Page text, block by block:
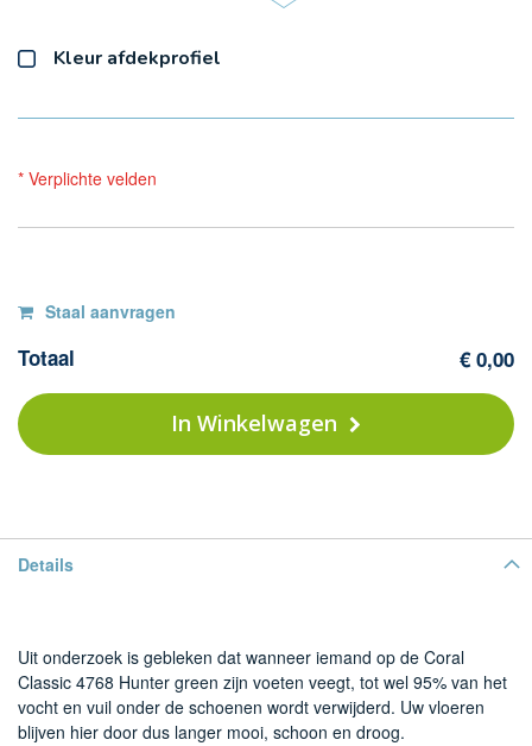
Kleur afdekprofiel
* Verplichte velden
Staal aanvragen
Op
Totaal € 0,00
In Winkelwagen
Details
Uit onderzoek is gebleken dat wanneer iemand op de Coral
Classic 4768 Hunter green zijn voeten veegt, tot wel 95% van het
vocht en vuil onder de schoenen wordt verwijderd. Uw vloeren
blijven hier door dus langer mooi, schoon en droog.